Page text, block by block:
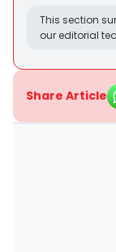
This section
our editorial
Share Article